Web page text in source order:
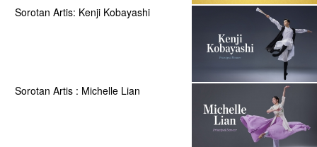
Sorotan Artis: Kenji Kobayashi
Sorotan Artis : Michelle Lian